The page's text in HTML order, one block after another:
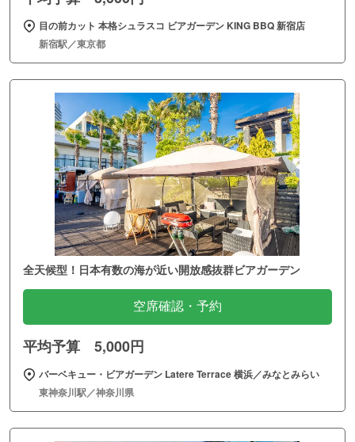
目の前カット 本格シュラスコ ビアガーデン KING BBQ 新宿店
新宿駅／東京都
全天候型！日本有数の海が近い開放感抜群ビアガーデン
空席確認・予約
平均予算 5,000円
バーベキュー・ビアガーデン Latere Terrace 横浜／みなとみらい
東神奈川駅／神奈川県